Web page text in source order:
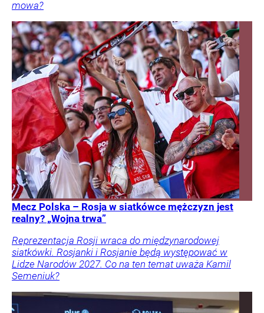
mowa?
Mecz Polska – Rosja w siatkówce mężczyzn jest
realny? „Wojna trwa”
Reprezentacja Rosji wraca do międzynarodowej
siatkówki. Rosjanki i Rosjanie będą występować w
Lidze Narodów 2027. Co na ten temat uważa Kamil
Semeniuk?